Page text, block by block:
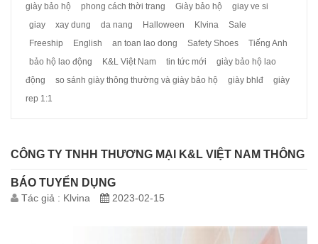
giày bảo hộ
phong cách thời trang Giày bảo hộ
giay ve si
giay
xay dung da nang Halloween Klvina
Sale
Freeship
English an toan lao dong Safety Shoes
Tiếng Anh
bảo hộ lao động
K&L Việt Nam tin tức mới
giày bảo hộ lao
động
so sánh giày thông thường và giày bảo hộ giày bhlđ
giày
rep 1:1
CÔNG TY TNHH THƯƠNG MẠI K&L VIỆT NAM THÔNG
BÁO TUYỂN DỤNG
Tác giả : Klvina 2023-02-15